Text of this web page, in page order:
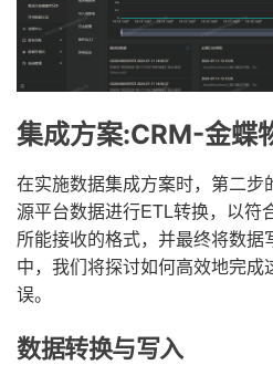
集成方案:CRM-金蝶
在实施数据集成方案时，第二步
源平台数据进行ETL转换，以符
所能接收的格式，并最终将数据
中，我们将探讨如何高效地完
误。
数据转换与写入